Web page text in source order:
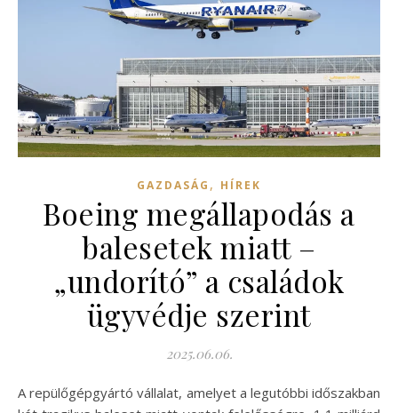
GAZDASÁG , HÍREK
Boeing megállapodás a
balesetek miatt –
„undorító” a családok
ügyvédje szerint
2025.06.06.
A repülőgépgyártó vállalat, amelyet a legutóbbi időszakban